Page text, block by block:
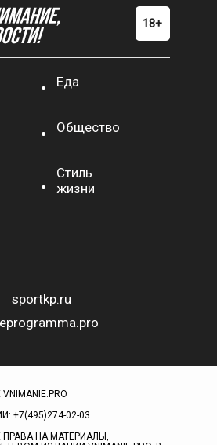
Еда
Общество
Стиль
жизни
sportkp.ru
+7(495)274-02-03
НА МАТЕРИАЛЫ,